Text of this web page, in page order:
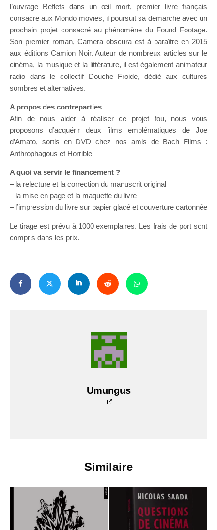
l’ouvrage Reflets dans un œil mort, premier livre français
consacré aux Mondo movies, il poursuit sa démarche avec un
prochain projet consacré au phénomène du Found Footage.
Son premier roman, Camera obscura est à paraître en 2015
aux éditions Camion Noir. Auteur de nombreux articles sur le
cinéma, la musique et la littérature, il est également animateur
radio dans le collectif Douche Froide, dédié aux cultures
sombres et alternatives.
A propos des contreparties
Afin de nous aider à réaliser ce projet fou, nous vous
proposons d’acquérir deux films emblématiques de Joe
d’Amato, sortis en DVD chez nos amis de Bach Films :
Anthrophagous et Horrible
A quoi va servir le financement ?
– la relecture et la correction du manuscrit original
– la mise en page et la maquette du livre
– l’impression du livre sur papier glacé et couverture cartonnée
Le tirage est prévu à 1000 exemplaires. Les frais de port sont
compris dans les prix.
Umungus
Similaire